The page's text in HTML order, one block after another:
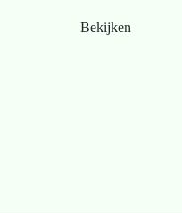
Bekijken